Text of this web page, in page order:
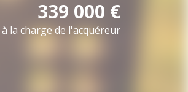
339 000 €
la charge de l'acquéreur